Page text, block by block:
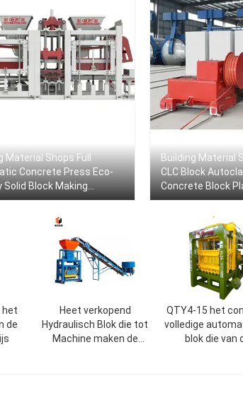
Material Shops Full
Concrete Press Eco-
Solid Block Making
9inch Brick Machine
Building Material
CLC Block
Concrete Block
Production Line
AAC Gas Block
het
de
Heet verkopend
Hydraulisch Blok die tot
Machine maken de
QTY4-15 het
volledige
blok die van